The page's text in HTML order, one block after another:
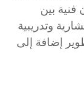
لجان فنية بين
وتدريبية
إضافة إلى